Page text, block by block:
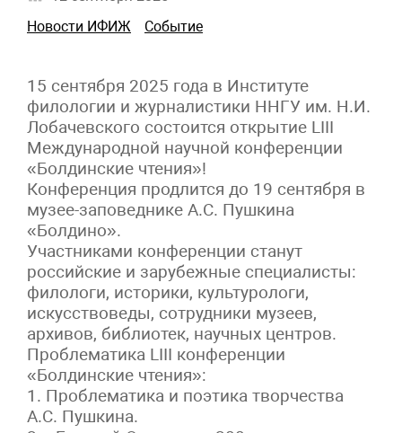
Новости ИФИЖ
Событие
15 сентября 2025 года в Институте
филологии и журналистики ННГУ им. Н.И.
Лобачевского состоится открытие LIII
Международной научной конференции
«Болдинские чтения»!
Конференция продлится до 19 сентября в
музее-заповеднике А.С. Пушкина
«Болдино».
Участниками конференции станут
российские и зарубежные специалисты:
филологи, историки, культурологи,
искусствоведы, сотрудники музеев,
архивов, библиотек, научных центров.
Проблематика LIII конференции
«Болдинские чтения»:
1. Проблематика и поэтика творчества
А.С. Пушкина.